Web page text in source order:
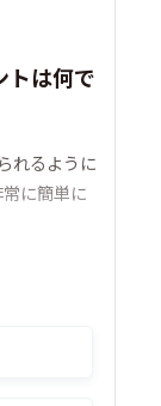
トは何で
れるように
に簡単に